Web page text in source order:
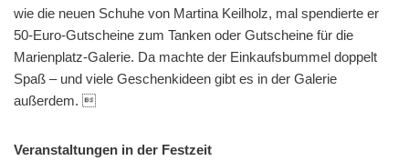
wie die neuen Schuhe von Martina Keilholz, mal spendierte er
50-Euro-Gutscheine zum Tanken oder Gutscheine für die
Marienplatz-Galerie. Da machte der Einkaufsbummel doppelt
Spaß – und viele Geschenkideen gibt es in der Galerie
außerdem. 
Veranstaltungen in der Festzeit